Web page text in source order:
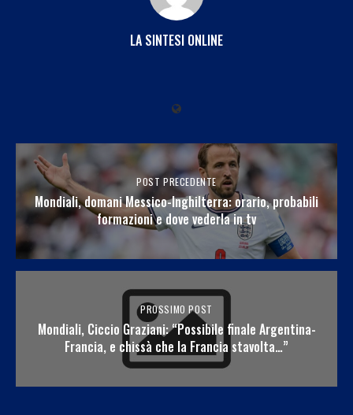
LA SINTESI ONLINE
POST PRECEDENTE
Mondiali, domani Messico-Inghilterra: orario, probabili
formazioni e dove vederla in tv
PROSSIMO POST
Mondiali, Ciccio Graziani: “Possibile finale Argentina-
Francia, e chissà che la Francia stavolta…”